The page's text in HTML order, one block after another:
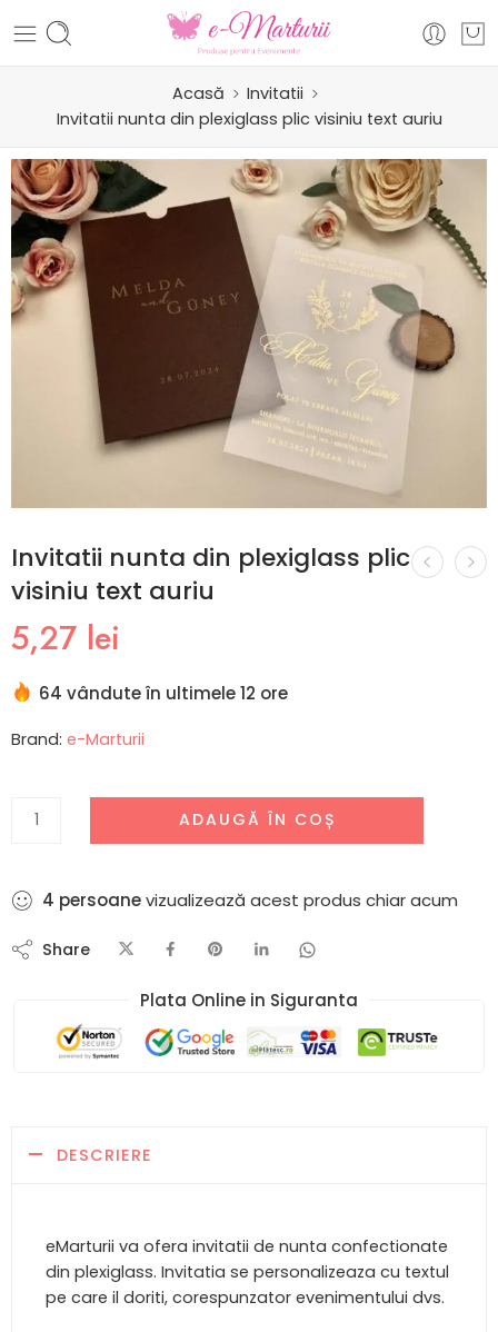
Acasă
Invitatii
Invitatii nunta din plexiglass plic visiniu text auriu
Invitatii nunta din plexiglass plic
visiniu text auriu
5,27 lei
64 vândute în ultimele 12 ore
Brand: e-Marturii
ADAUGĂ ÎN COȘ
4 persoanevizualizează acest produs chiar acum
Share
Plata Online in Siguranta​
DESCRIERE
eMarturii va ofera invitatii de nunta confectionate
din plexiglass. Invitatia se personalizeaza cu textul
pe care il doriti, corespunzator evenimentului dvs.